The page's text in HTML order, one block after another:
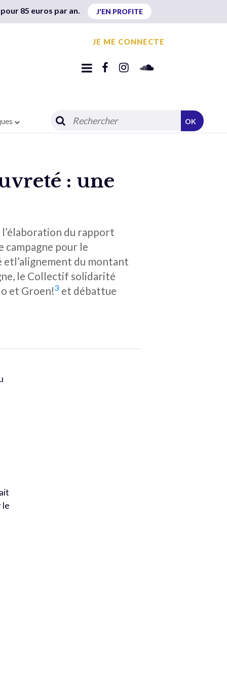
85 euros par an. J'EN PROFITE
JE ME CONNECTE
OK
: une
l’élaboration du rapport
campagne pour le
etl’alignement du montant
le Collectif solidarité
et Groen!3 et débattue
le